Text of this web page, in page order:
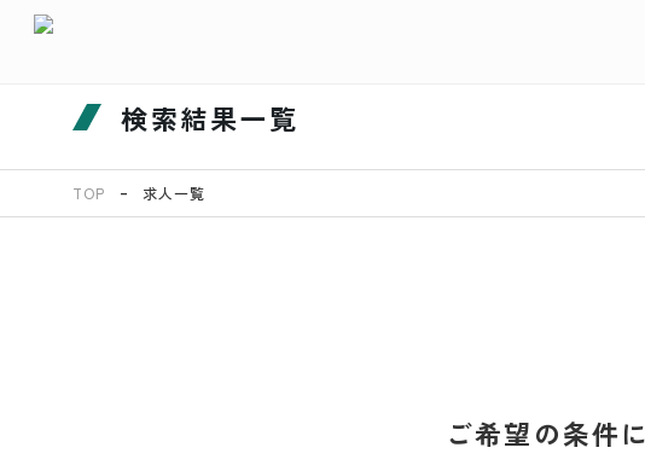
検索結果一覧
TOP 求人一覧
ご希望の条件